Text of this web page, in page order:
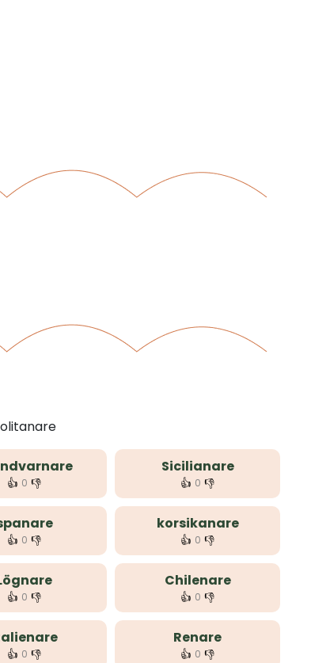
👍 0 👎
Sicilianare
👍 0 👎
👍 0 👎
korsikanare
👍 0 👎
👍 0 👎
Chilenare
👍 0 👎
👍 0 👎
Renare
👍 0 👎